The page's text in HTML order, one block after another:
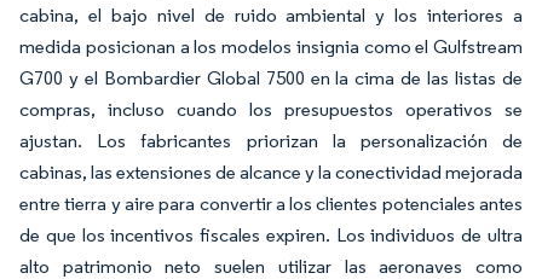
cabina, el bajo nivel de ruido ambiental y los interiores a
medida posicionan a los modelos insignia como el Gulfstream
G700 y el Bombardier Global 7500 en la cima de las listas de
compras, incluso cuando los presupuestos operativos se
ajustan. Los fabricantes priorizan la personalización de
cabinas, las extensiones de alcance y la conectividad mejorada
entre tierra y aire para convertir a los clientes potenciales antes
de que los incentivos fiscales expiren. Los individuos de ultra
alto patrimonio neto suelen utilizar las aeronaves como